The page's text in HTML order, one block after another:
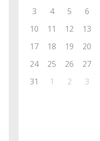
3
4 5 6
10
11 12 13
17
18 19 20
24
25 26 27
31
1 2 3